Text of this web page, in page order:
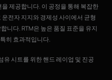
제공합니다. 이 공정을 통해 복잡한
전자 지지와 경제성 사이에서 균형
니다. RTM은 높은 품질 표준을 유지
히 효과적입니다.
시트를 위한 핸드 레이업 및 진공